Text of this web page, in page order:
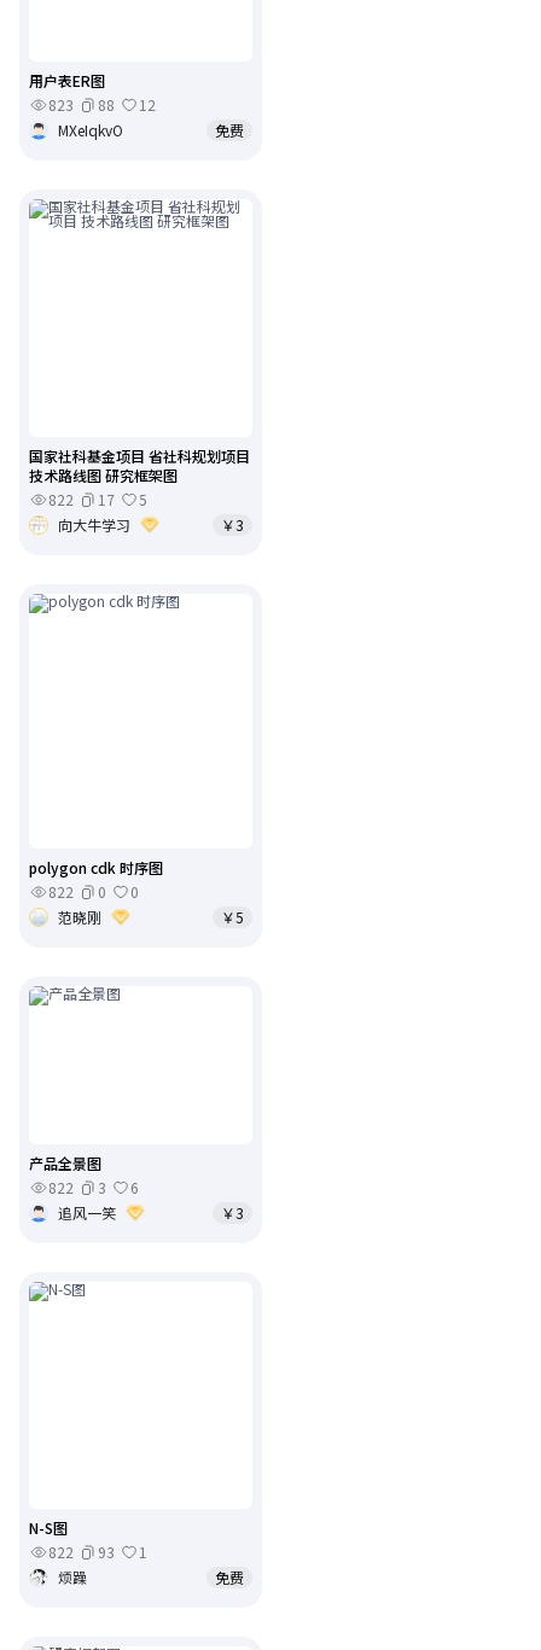
用户表ER图
823
88
12
MXeIqkvO
免费
国家社科基金项目 省社科规划项目
技术路线图 研究框架图
822
17
5
向大牛学习
￥3
polygon cdk 时序图
822
0
0
范晓刚
￥5
产品全景图
822
3
6
追风一笑
￥3
N-S图
822
93
1
烦躁
免费